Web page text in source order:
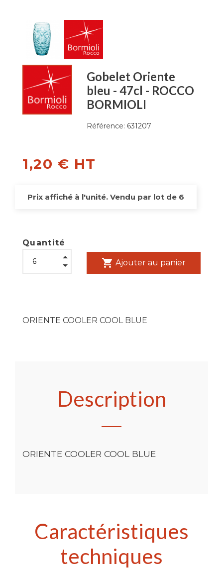
Gobelet Oriente
bleu - 47cl - ROCCO
BORMIOLI
Référence: 631207
1,20 € HT
Prix affiché à l'unité. Vendu par lot de 6
Quantité
shopping_cart Ajouter au panier
ORIENTE COOLER COOL BLUE
Description
ORIENTE COOLER COOL BLUE
Caractéristiques
techniques